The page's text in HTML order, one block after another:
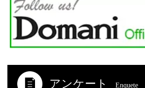
アンケート Enquete